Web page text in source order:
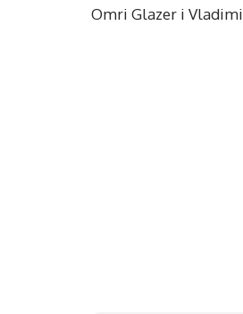
Omri Glazer i